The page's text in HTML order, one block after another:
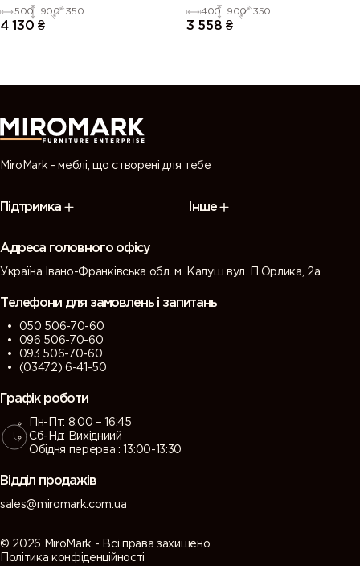
ЛІВА(Білий/Напівмат Білий
9003)
500 900 350
4 130 ₴
ЛІВА(Білий/Напівмат Білий
9003)
400 900 350
3 558 ₴
MiroMark - меблі, що створені для тебе
Підтримка Інше
Адреса головного офісу
Україна Івано-Франківська обл. м. Калуш вул. П.Орлика, 2а
Телефони для замовлень і запитань
050 506-70-60
096 506-70-60
093 506-70-60
(03472) 6-41-50
Графік роботи
Пн-Пт: 8:00 – 16:45
Сб-Нд: Вихідниий
Обідня перерва : 13:00-13:30
Відділ продажів
sales@miromark.com.ua
© 2026 MiroMark - Всі права захищено
Політика конфіденційності